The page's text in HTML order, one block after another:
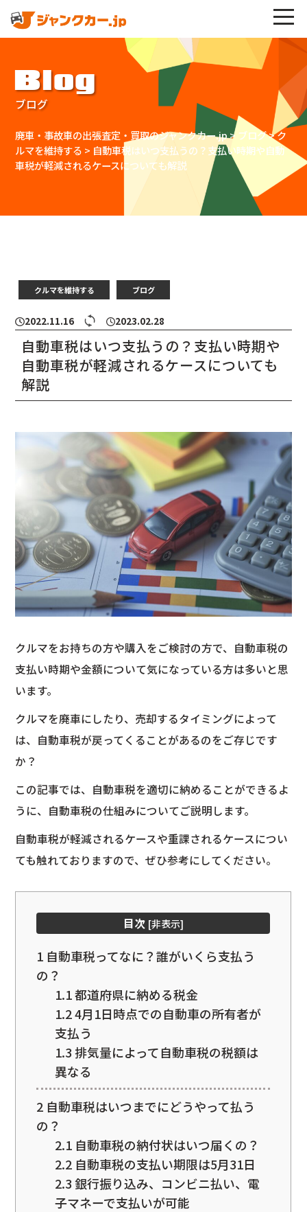
Blog
ブログ
廃車・事故車の出張査定・買取のジャンクカー.jp> ブログ>ク
ルマを維持する > 自動車税はいつ支払うの？支払い時期や自動
車税が軽減されるケースについても解説
クルマを維持する ブログ
2022.11.16 2023.02.28
自動車税はいつ支払うの？支払い時期や
自動車税が軽減されるケースについても
解説
クルマをお持ちの方や購入をご検討の方で、自動車税の
支払い時期や金額について気になっている方は多いと思
います。
クルマを廃車にしたり、売却するタイミングによって
は、自動車税が戻ってくることがあるのをご存じです
か？
この記事では、自動車税を適切に納めることができるよ
うに、自動車税の仕組みについてご説明します。
自動車税が軽減されるケースや重課されるケースについ
ても触れておりますので、ぜひ参考にしてください。
目次 [非表示]
1 自動車税ってなに？誰がいくら支払う
の？
1.1都道府県に納める税金
1.24月1日時点での自動車の所有者が
支払う
1.3排気量によって自動車税の税額は
異なる
2 自動車税はいつまでにどうやって払う
の？
2.1 自動車税の納付状はいつ届くの？
2.2 自動車税の支払い期限は5月31日
2.3銀行振り込み、コンビニ払い、電
子マネーで支払いが可能